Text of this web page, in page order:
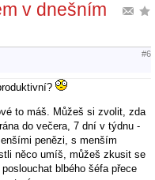
v dnešním
#6
to máš. Můžeš si zvolit, zda
do večera, 7 dní v týdnu -
penězi, s menším
něco umíš, můžeš zkusit se
blbého šéfa přece